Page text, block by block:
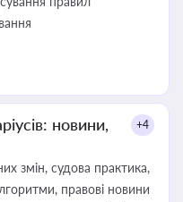
новини,
+4
змін, судова практика,
правові новини